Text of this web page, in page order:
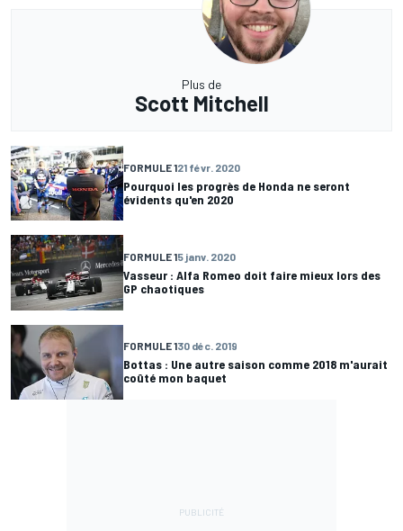
Plus de
Scott Mitchell
FORMULE 121 févr. 2020
Pourquoi les progrès de Honda ne seront
évidents qu'en 2020
FORMULE 15 janv. 2020
Vasseur : Alfa Romeo doit faire mieux lors des
GP chaotiques
FORMULE 130 déc. 2019
Bottas : Une autre saison comme 2018 m'aurait
coûté mon baquet